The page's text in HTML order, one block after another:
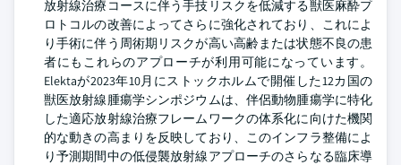
放射線治療コースに伴う手技リスクを低減する獣医麻酔プ
ロトコルの改善によってさらに強化されており、これによ
り手術に伴う周術期リスクが高い高齢または状態不良の患
者にもこれらのアプローチが利用可能になっています。
Elektaが2023年10月にストックホルムで開催した12カ国の
獣医放射線腫瘍学シンポジウムは、伴侶動物腫瘍学に特化
した適応放射線治療フレームワークの体系化に向けた機関
的な動きの高まりを反映しており、このインフラ整備によ
り予測期間中の低侵襲放射線アプローチのさらなる臨床導